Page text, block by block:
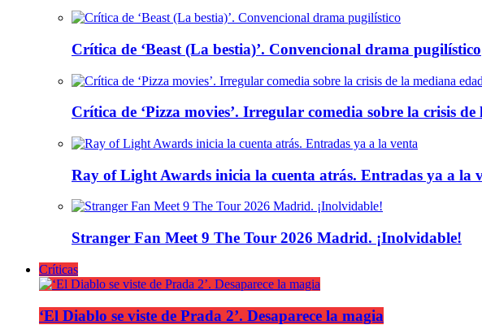
Crítica de ‘Beast (La bestia)’. Convencional drama pugilístico
Crítica de ‘Pizza movies’. Irregular comedia sobre la crisis
Ray of Light Awards inicia la cuenta atrás. Entradas ya a la
Stranger Fan Meet 9 The Tour 2026 Madrid. ¡Inolvidable!
Críticas
‘El Diablo se viste de Prada 2’. Desaparece la magia